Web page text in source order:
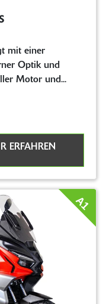
mit einer
Optik und
Motor und...
ERFAHREN
A1